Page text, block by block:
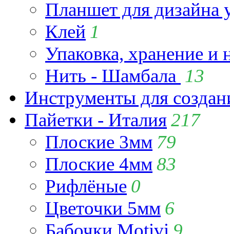
Планшет для
Клей 1
Упаковка, хранение и
Нить - Шамбала 13
Инструменты для
Пайетки - Италия217
Плоские 3мм 79
Плоские 4мм83
Рифлёные 0
Цветочки 5мм 6